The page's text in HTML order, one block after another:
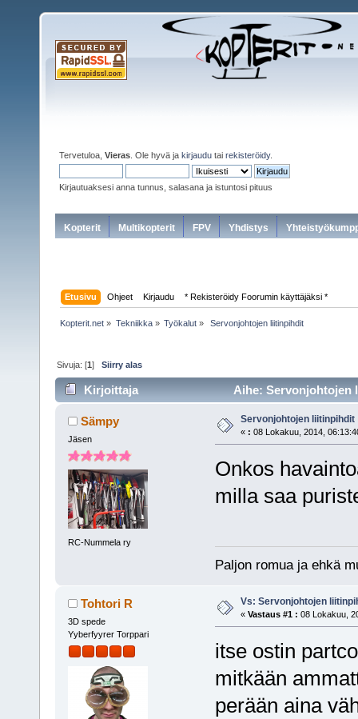
Tervetuloa, Vieras . Ole hyvä ja kirjaudu tai rekisteröidy.
Kirjautuaksesi anna tunnus, salasana ja istuntosi pituus
Kopterit Multikopterit FPV Yhdistys
Etusivu Ohjeet Kirjaudu * Rekisteröidy Foorumin käyttäjäksi *
Kopterit.net » Tekniikka» Työkalut» Servonjohtojen liitinpihdit
Sivuja: [1]Siirry alas
Kirjoittaja Aihe: Servonjohtojen
Sämpy
Jäsen
RC-Nummela ry
Servonjohtojen liitinpihdit
« : 08 Lokakuu, 2014,
Onkos
milla saa
Paljon romua ja ehkä
Tohtori R
3D spede
Yyberfyyrer Torppari
Vs: Servonjohtojen
« Vastaus #1 : 08 Lokakuu,
itse ostin
mitkään
perään aina